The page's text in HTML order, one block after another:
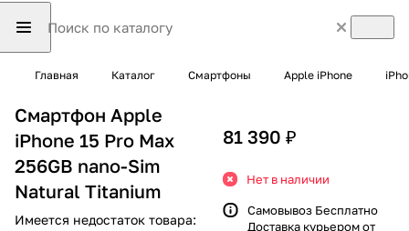
Главная Каталог Смартфоны Apple iPhone
Смартфон Apple
iPhone 15 Pro Max
256GB nano-Sim
Natural Titanium
Имеется недостаток товара:
81 390 ₽
Нет в наличии
Самовывоз Бесплатно
Доставка курьером от